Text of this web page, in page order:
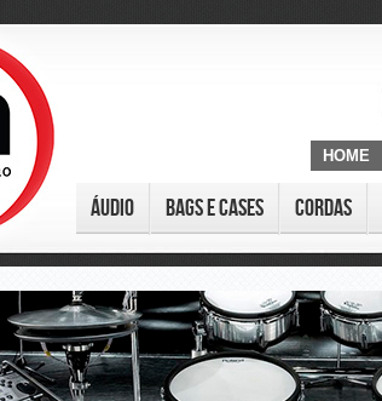
HOME
Áudio Bags e Cases Cordas